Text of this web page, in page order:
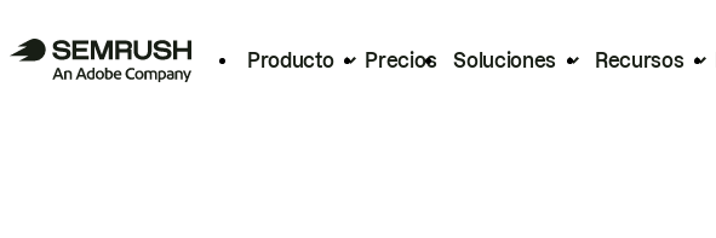
Producto Precios Soluciones Recursos